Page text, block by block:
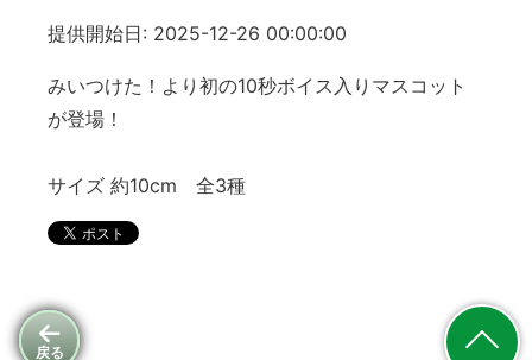
戻る
提供開始日: 2025-12-26 00:00:00
みいつけた！より初の10秒ボイス入りマスコット
が登場！
サイズ 約10cm 全3種